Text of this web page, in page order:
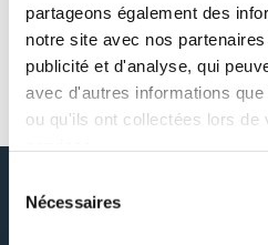
partageons également des
notre site avec nos
publicité et d'analyse, qui
avec d'autres informations
ou qu'ils ont collectées lors de
Nécessaires
AUTOUR DE